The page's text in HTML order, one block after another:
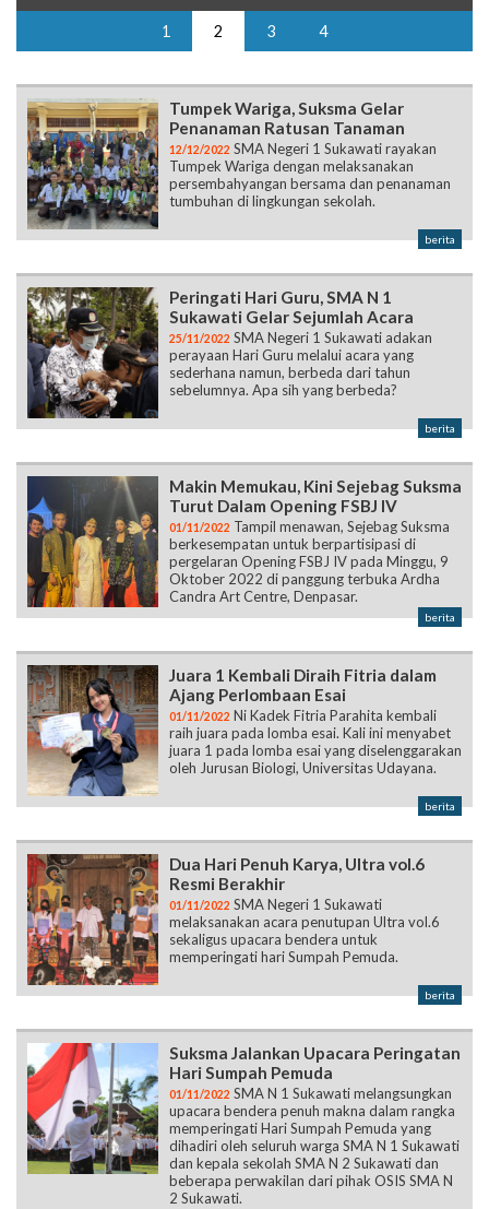
1 2 3 4
Tumpek Wariga, Suksma Gelar
Penanaman Ratusan Tanaman
12/12/2022 SMA Negeri 1 Sukawati rayakan
Tumpek Wariga dengan melaksanakan
persembahyangan bersama dan penanaman
tumbuhan di lingkungan sekolah.
berita
Peringati Hari Guru, SMA N 1
Sukawati Gelar Sejumlah Acara
25/11/2022 SMA Negeri 1 Sukawati adakan
perayaan Hari Guru melalui acara yang
sederhana namun, berbeda dari tahun
sebelumnya. Apa sih yang berbeda?
berita
Makin Memukau, Kini Sejebag Suksma
Turut Dalam Opening FSBJ IV
01/11/2022 Tampil menawan, Sejebag Suksma
berkesempatan untuk berpartisipasi di
pergelaran Opening FSBJ IV pada Minggu, 9
Oktober 2022 di panggung terbuka Ardha
Candra Art Centre, Denpasar.
berita
Juara 1 Kembali Diraih Fitria dalam
Ajang Perlombaan Esai
01/11/2022 Ni Kadek Fitria Parahita kembali
raih juara pada lomba esai. Kali ini menyabet
juara 1 pada lomba esai yang diselenggarakan
oleh Jurusan Biologi, Universitas Udayana.
berita
Dua Hari Penuh Karya, Ultra vol.6
Resmi Berakhir
01/11/2022 SMA Negeri 1 Sukawati
melaksanakan acara penutupan Ultra vol.6
sekaligus upacara bendera untuk
memperingati hari Sumpah Pemuda.
berita
Suksma Jalankan Upacara Peringatan
Hari Sumpah Pemuda
01/11/2022 SMA N 1 Sukawati melangsungkan
upacara bendera penuh makna dalam rangka
memperingati Hari Sumpah Pemuda yang
dihadiri oleh seluruh warga SMA N 1 Sukawati
dan kepala sekolah SMA N 2 Sukawati dan
beberapa perwakilan dari pihak OSIS SMA N
2 Sukawati.